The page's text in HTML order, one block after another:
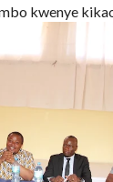
kwenye